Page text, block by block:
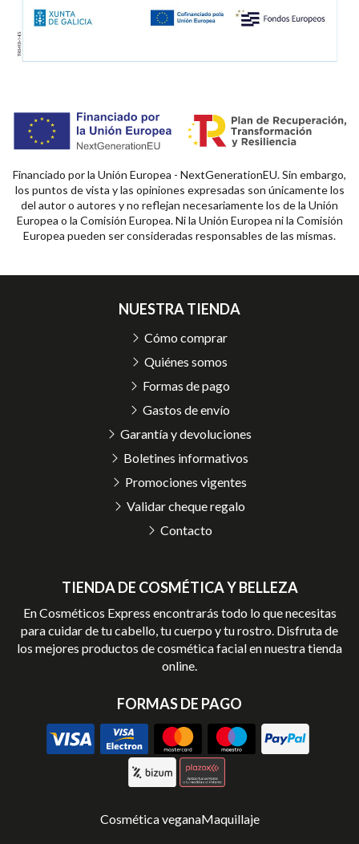
Financiado por la Unión Europea - NextGenerationEU. Sin embargo,
los puntos de vista y las opiniones expresadas son únicamente los
del autor o autores y no reflejan necesariamente los de la Unión
Europea o la Comisión Europea. Ni la Unión Europea ni la Comisión
Europea pueden ser consideradas responsables de las mismas.
TIENDA DE COSMÉTICA Y BELLEZA
En Cosméticos Express encontrarás todo lo que necesitas
para cuidar de tu cabello, tu cuerpo y tu rostro. Disfruta de
los mejores productos de cosmética facial en nuestra tienda
online.
FORMAS DE PAGO
NUESTRA TIENDA
Cómo comprar
Quiénes somos
Formas de pago
Gastos de envío
Garantía y devoluciones
Boletines informativos
Promociones vigentes
Validar cheque regalo
Contacto
Cosmética veganaMaquillaje